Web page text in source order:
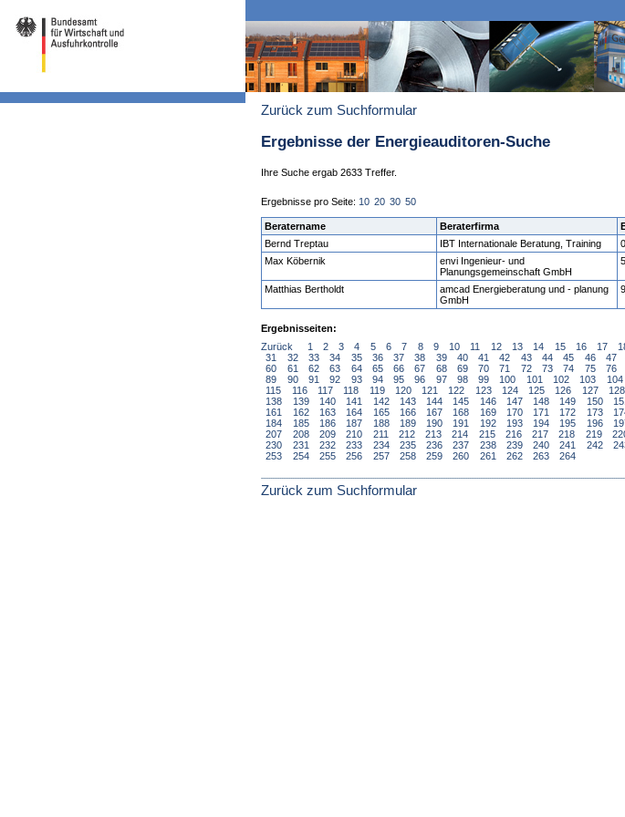
Zurück zum Suchformular
Ergebnisse der Energieauditoren-Suche
Ihre Suche ergab 2633 Treffer.
Ergebnisse pro Seite: 10 20 30 50
Beratername Beraterfirma
Bernd Treptau
IBT Internationale Beratung, Training
Max Köbernik
envi Ingenieur- und
Planungsgemeinschaft GmbH
Matthias Bertholdt
amcad Energieberatung und - planung
GmbH
Ergebnisseiten:
Zurück
1 2 3 4 5 6 7 8 9 10 11 12 13 14 15 16 17
31
32 33 34 35 36 37 38 39 40 41 42 43 44 45 46 47
60
61 62 63 64 65 66 67 68 69 70 71 72 73 74 75 76
89
90 91 92 93 94 95 96 97 98 99 100 101 102 103 104
115
116 117 118 119 120 121 122 123 124 125 126 127 128
138
139 140 141 142 143 144 145 146 147 148 149 150
161
162 163 164 165 166 167 168 169 170 171 172 173
184
185 186 187 188 189 190 191 192 193 194 195 196
207
208 209 210 211 212 213 214 215 216 217 218 219
230
231 232 233 234 235 236 237 238 239 240 241 242
253
254 255 256 257 258 259 260 261 262 263 264
Zurück zum Suchformular